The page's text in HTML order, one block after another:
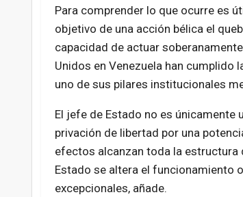
Para comprender lo que ocurre es
objetivo de una acción bélica el
capacidad de actuar
Unidos en Venezuela han cumplido
uno de sus pilares institucionales
El jefe de Estado no es
privación de libertad por una
efectos alcanzan toda la estructura
Estado se altera el funcionamiento
excepcionales, añade.